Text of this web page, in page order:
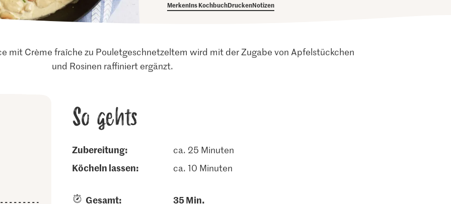
MerkenIns KochbuchDruckenNotizen
mit Crème fraîche zu Pouletgeschnetzeltem wird mit der Zugabe von Apfelstückchen
und Rosinen raffiniert ergänzt.
So gehts
Zubereitung: ca. 25 Minuten
köcheln lassen: ca. 10 Minuten
Gesamt: 35 Min.